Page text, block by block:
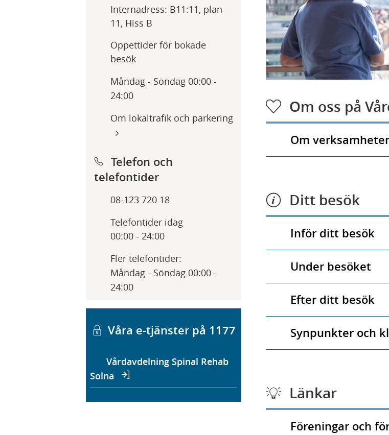
Internadress: B11:11, plan
11, Hiss B
Öppettider för bokade
besök
Måndag - Söndag 00:00 -
24:00
Om lokaltrafik och parkering
Telefon och
telefontider
08-123 720 18
Telefontider idag
00:00 - 24:00
Fler telefontider:
Måndag - Söndag 00:00 -
24:00
Våra e-tjänster på 1177
Vårdavdelning Spinal Rehab
Solna
Om oss på
Om
Ditt besök
Inför ditt besök
Under besöket
Efter ditt besök
Synpunkter och
Länkar
Föreningar och